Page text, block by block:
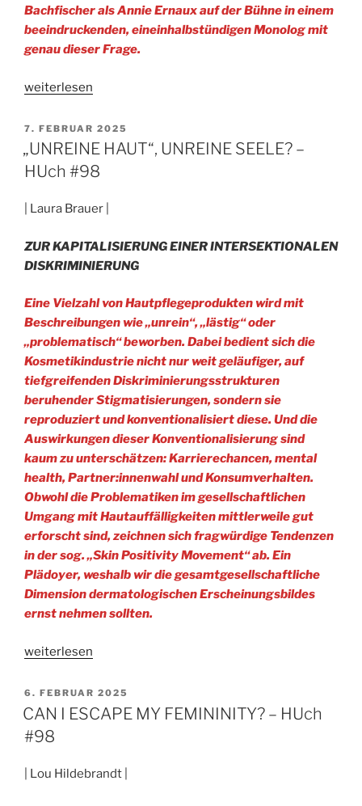
Bachfischer als Annie Ernaux auf der Bühne in einem
beeindruckenden, eineinhalbstündigen Monolog mit
genau dieser Frage.
„VOM
BEGEHRT
ZU
WERDEN
HUch
weiterlesen
VERÖFFENTLICHT
AM
7. FEBRUAR 2025
„UNREINE HAUT“, UNREINE SEELE? –
HUch #98
| Laura Brauer |
ZUR KAPITALISIERUNG EINER INTERSEKTIONALEN
DISKRIMINIERUNG
Eine Vielzahl von Hautpflegeprodukten wird mit
Beschreibungen wie „unrein“, „lästig“ oder
„problematisch“ beworben. Dabei bedient sich die
Kosmetikindustrie nicht nur weit geläufiger, auf
tiefgreifenden Diskriminierungsstrukturen
beruhender Stigmatisierungen, sondern sie
reproduziert und konventionalisiert diese. Und die
Auswirkungen dieser Konventionalisierung sind
kaum zu unterschätzen: Karrierechancen, mental
health, Partner:innenwahl und Konsumverhalten.
Obwohl die Problematiken im gesellschaftlichen
Umgang mit Hautauffälligkeiten mittlerweile gut
erforscht sind, zeichnen sich fragwürdige Tendenzen
in der sog. „Skin Positivity Movement“ ab. Ein
Plädoyer, weshalb wir die gesamtgesellschaftliche
Dimension dermatologischen Erscheinungsbildes
ernst nehmen sollten.
„„UNREINE
UNREINE
SEELE?
–
HUch
#98“
weiterlesen
VERÖFFENTLICHT
AM
6. FEBRUAR 2025
CAN I ESCAPE MY FEMININITY? – HUch
#98
| Lou Hildebrandt |